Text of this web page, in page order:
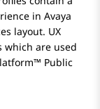
in Avaya
layout. UX
which are used
Public